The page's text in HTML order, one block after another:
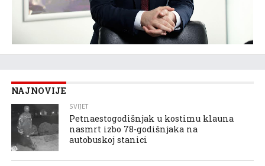
NAJNOVIJE
SVIJET
Petnaestogodišnjak u kostimu klauna
nasmrt izbo 78-godišnjaka na
autobuskoj stanici